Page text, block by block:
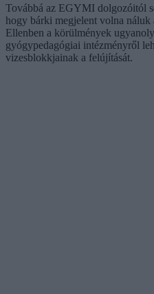
Továbbá az EGYMI dolgozóitól
hogy bárki megjelent volna náluk
Ellenben a körülmények
gyógypedagógiai intézményről
vizesblokkjainak a felújítását.